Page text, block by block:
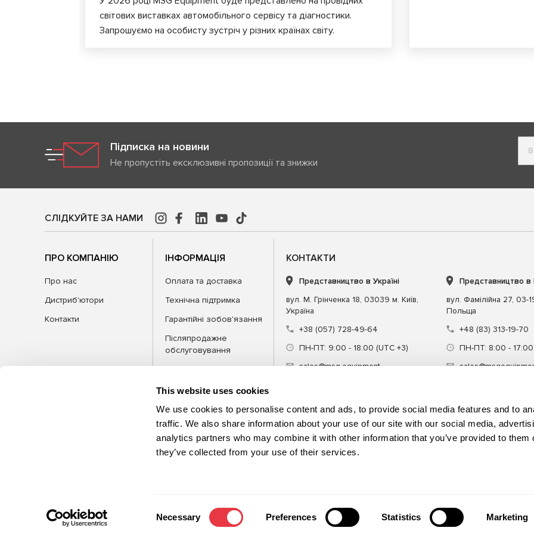
This website uses cookies
We use cookies to personalise content and ads, to provide social media features and to
traffic. We also share information about your use of our site with our social media,
analytics partners who may combine it with other information that you’ve provided to them
they’ve collected from your use of their services.
Necessary Preferences Statistics Marketing
світових виставках автомобільного сервісу та діагностики.
Запрошуємо на особисту зустріч у різних країнах світу.
Підписка на новини
Не пропустіть ексклюзивні пропозиції та знижки
СЛІДКУЙТЕ ЗА НАМИ
ПРО КОМПАНІЮ
Про нас
Дистриб'ютори
Контакти
ІНФОРМАЦІЯ
Оплата та доставка
Технічна підтримка
Гарантійні зобов'язання
Післяпродажне
обслуговування
FAQ
Блог
КОНТАКТИ
Представництво в Україні
вул. М. Грінченка 18, 03039 м. Київ,
Україна
+38 (057) 728-49-64
ПН-ПТ: 9:00 - 18:00 (UTC +3)
sales@msg.equipment
Представництво в
вул. Фамілійна 27, 03-
Польща
+48 (83) 313-19-70
ПН-ПТ: 8:00 - 17:00
Обладнання Спецінструмент Навчання